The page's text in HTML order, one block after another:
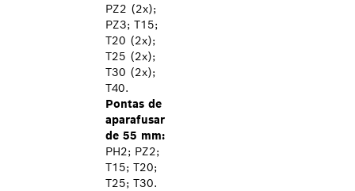
PZ2 (2x);
PZ3; T15;
T20 (2x);
T25 (2x);
T30 (2x);
T40.
Pontas de
aparafusar
de 55 mm:
PH2; PZ2;
T15; T20;
T25; T30.